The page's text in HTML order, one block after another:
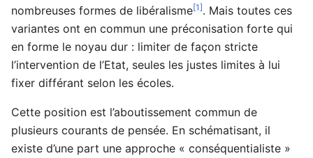
nombreuses formes de libéralisme[1]. Mais toutes ces
variantes ont en commun une préconisation forte qui
en forme le noyau dur : limiter de façon stricte
l’intervention de l’Etat, seules les justes limites à lui
fixer différant selon les écoles.
Cette position est l’aboutissement commun de
plusieurs courants de pensée. En schématisant, il
existe d’une part une approche « conséquentialiste »